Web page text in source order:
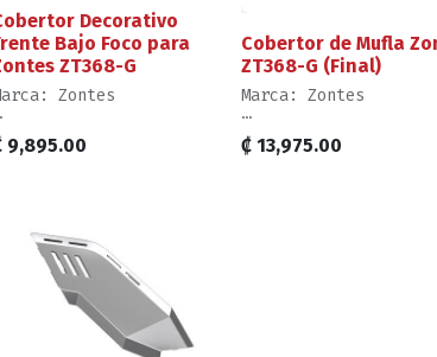
Decorativo
Bajo Foco para
ZT368-G
Zontes
por Unidad,
como se Muestra
9,895.00
Cobertor de Mufla
ZT368-G (Final)
Marca: Zontes
Venta por Unidad,
Producto como se
₡ 13,975.00